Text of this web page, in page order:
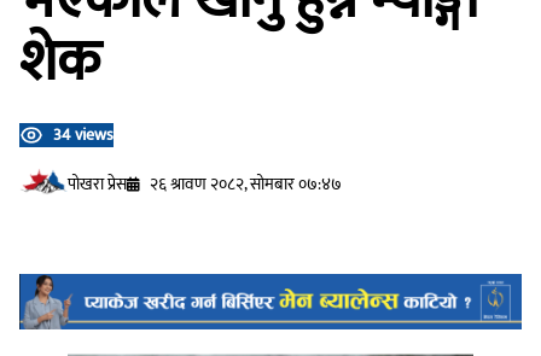
शेक
34 views
प‍ोखरा प्रेस
२६ श्रावण २०८२, सोमबार ०७:४७